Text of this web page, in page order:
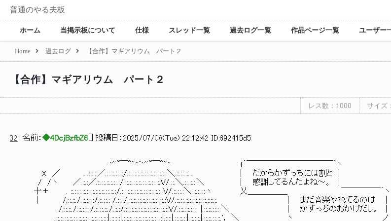
普通のやる夫板
ホーム 当掲示板について 仕様 スレッド一覧 過去ログ一覧 作品ページ一覧 ユーザー
Home 過去ログ 【合作】マギアリウム パート２
【合作】マギアリウム パート２
レス数：1000 サイズ
32 名前： ◆4DcjBzfbZ6 ] 投稿日： 2025/07/08(Tue) 22:12:42 ID:692415d5
''"~￣~"''^''"~￣~"'' f´￣￣￣￣￣￣￣￣￣￣￣｀ヽ
X ／ ....::::::／.::.::.::.::/.::.::::.::.::.::.::.::.::.＼.::.::.::.... | だからかずっちには割と |
/ /丶 ／.::.:／.::.::.::.:.::.:/.::.::.::.::.::.::.::.::.V/.::.＼.::.::.::＼ | 感謝してるんだよね～。 |
十＋ . ::.::.:.::.::.::.:::.::.::.::.:/.::.::.::.::.::.::.:::.::.::.V/.::.::.:＼.::.::.::丶 乂＿＿＿＿＿ ￣￣￣￣￣｀ヽ
| /.::.::./.::.::.::/.::.::.: /.::.:/.::.::.::.::.::.::.::.::.:V/.::.::.::.::.::.::.::.::::.:. | まだ音楽やれてるのは |
/.::.::./.::.::.:./.::.::.::./.::.:/.::.::.::.::.::.::.::.::.::.::V/.:::..::.::.:. |.::.::.::.: ＼ | かずっちのおかげだし。 |
.::.::.::.::.::.::.:.::.::.::.::.:::|.::::::|.:::.::.::.::.:::.:::.::.::|.::::|.::.::.::|.::.:::.|.::.::.::.::.'， ＼ ヽ＿＿＿＿＿＿＿＿＿＿＿_ノ